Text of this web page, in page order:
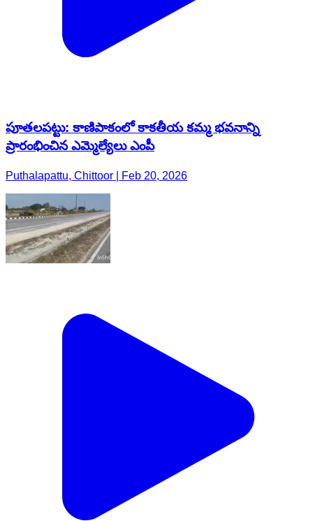
పూతలపట్టు: కాణిపాకంలో కాకతీయ కమ్మ భవనాన్ని
ప్రారంభించిన ఎమ్మెల్యేలు ఎంపీ
Puthalapattu, Chittoor | Feb 20, 2026